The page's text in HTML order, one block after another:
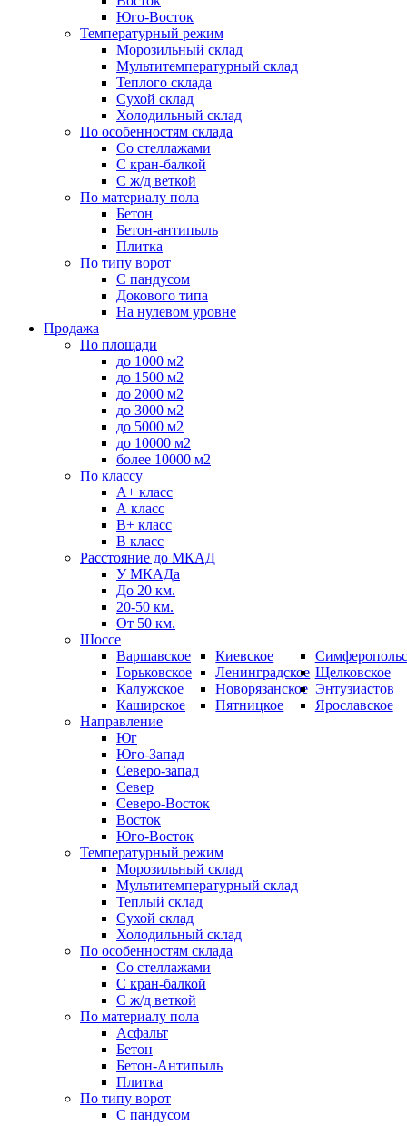
Юго-Восток
Температурный режим
Морозильный склад
Мультитемпературный склад
Теплого склада
Сухой склад
Холодильный склад
По особенностям склада
Со стеллажами
С кран-балкой
С ж/д веткой
По материалу пола
Бетон
Бетон-антипыль
Плитка
По типу ворот
С пандусом
Докового типа
На нулевом уровне
Продажа
По площади
до 1000 м2
до 1500 м2
до 2000 м2
до 3000 м2
до 5000 м2
до 10000 м2
более 10000 м2
По классу
A+ класс
А класс
В+ класс
B класс
Расстояние до МКАД
У МКАДа
До 20 км.
20-50 км.
От 50 км.
Шоссе
Варшавское
Горьковское
Калужское
Каширское
Киевское
Ленинградское
Новорязанское
Пятницкое
Щелковское
Энтузиастов
Ярославское
Направление
Юг
Юго-Запад
Северо-запад
Север
Северо-Восток
Восток
Юго-Восток
Температурный режим
Морозильный склад
Мультитемпературный склад
Теплый склад
Сухой склад
Холодильный склад
По особенностям склада
Со стеллажами
С кран-балкой
С ж/д веткой
По материалу пола
Асфальт
Бетон
Бетон-Антипыль
Плитка
По типу ворот
С пандусом